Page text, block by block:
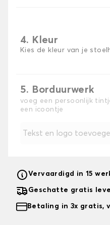
4. Kleur
Kies de kleur van je
5. Borduurwerk
voeg een persoonlijk
een icoontje
Tekst en logo
Vervaardigd in 15
Geschatte gratis
Betaling in 3x gratis,